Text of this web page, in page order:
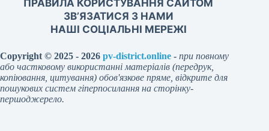
ПРАВИЛА КОРИСТУВАННЯ САЙТОМ
ЗВ’ЯЗАТИСЯ З НАМИ
НАШІ СОЦІАЛЬНІ МЕРЕЖІ
Copyright © 2025 - 2026 pv-district.online - при повному
або частковому використанні матеріалів (передрук,
копіювання, цитування) обов'язкове пряме, відкрите для
пошукових систем гіперпосилання на сторінку-
першоджерело.